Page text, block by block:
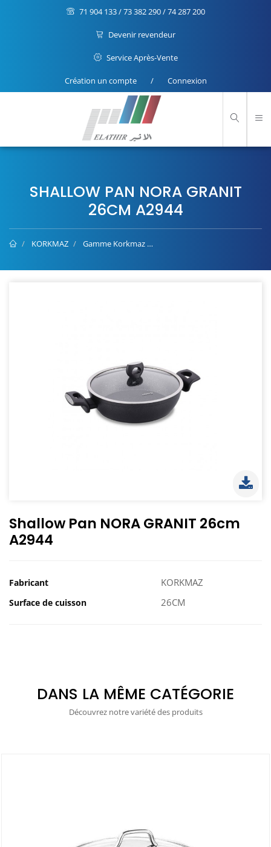
71 904 133 / 73 382 290 / 74 287 200
Devenir revendeur
Service Après-Vente
Création un compte / Connexion
SHALLOW PAN NORA GRANIT
26CM A2944
KORKMAZ Gamme Korkmaz
Shallow Pan NORA GRANIT 26cm
A2944
Fabricant KORKMAZ
Surface de cuisson 26CM
DANS LA MÊME CATÉGORIE
Découvrez notre variété des produits